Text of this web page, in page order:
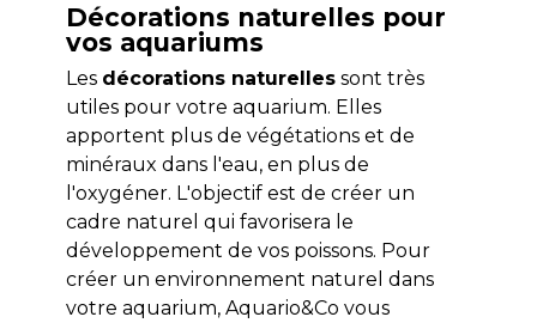
Décorations naturelles pour
vos aquariums
Les décorations naturellessont très
utiles pour votre aquarium. Elles
apportent plus de végétations et de
minéraux dans l'eau, en plus de
l'oxygéner. L'objectif est de créer un
cadre naturel qui favorisera le
développement de vos poissons. Pour
créer un environnement naturel dans
votre aquarium, Aquario&Co vous